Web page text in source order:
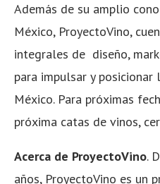
Además de su amplio
México, ProyectoVino,
integrales de diseño,
para impulsar y
México. Para próximas
próxima catas de vinos,
Acerca de ProyectoVino.
años, ProyectoVino es un